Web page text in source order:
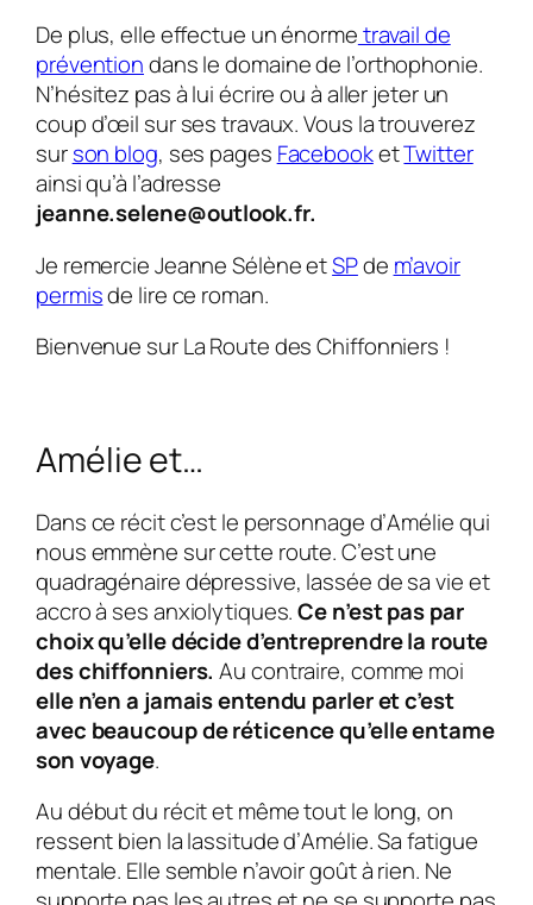
De plus, elle effectue un énormetravail de
préventiondans le domaine de l’orthophonie.
N’hésitez pas à lui écrire ou à aller jeter un
coup d’œil sur ses travaux. Vous la trouverez
surson blog, ses pages FacebooketTwitter
ainsi qu’à l’adresse
jeanne.selene@outlook.fr.
Je remercie Jeanne Sélène etSPde m’avoir
permisde lire ce roman.
Bienvenue sur La Route des Chiffonniers !
Amélie et…
Dans ce récit c’est le personnage d’Améliequi
nous emmène sur cette route. C’est une
quadragénaire dépressive, lassée de sa vie et
accro à ses anxiolytiques.Ce n’est pas par
choix qu’elle décide d’entreprendre la route
des chiffonniers.Au contraire, comme moi
elle n’en a jamais entendu parler et c’est
avec beaucoup de réticence qu’elle entame
son voyage.
Au début du récit et même tout le long, on
ressent bien la lassitude d’Amélie. Sa fatigue
mentale. Elle semble n’avoir goût à rien. Ne